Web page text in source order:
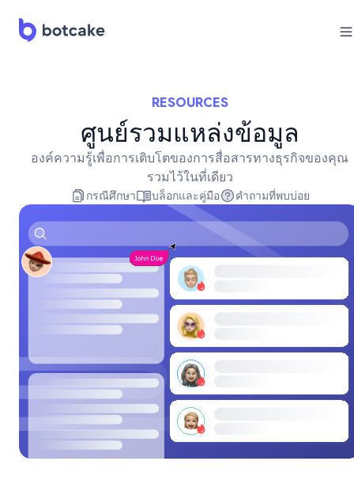
RESOURCES
ศูนย์รวมแหล่งข้อมูล
องค์ความรู้เพื่อการเติบโตของการสื่อสารทางธุรกิจของคุณ
รวมไว้ในที่เดียว
กรณีศึกษา บล็อกและคู่มือ คำถามที่พบบ่อย